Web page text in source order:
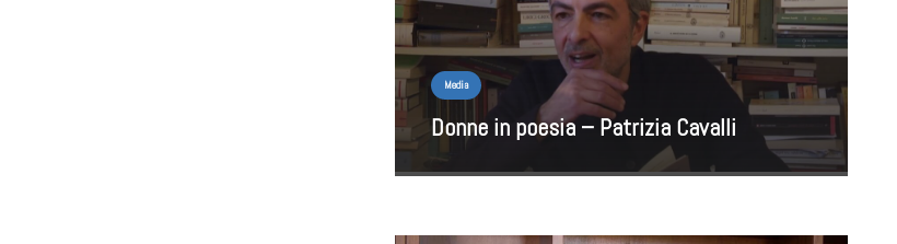
Media
Donne in poesia – Patrizia Cavalli